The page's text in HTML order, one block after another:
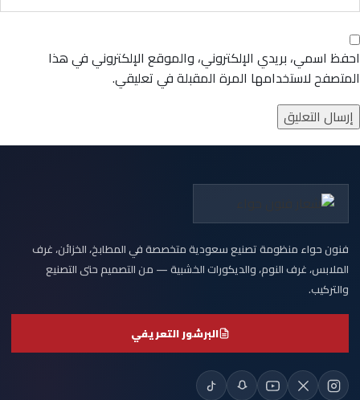
احفظ اسمي، بريدي الإلكتروني، والموقع الإلكتروني في هذا
المتصفح لاستخدامها المرة المقبلة في تعليقي.
فنون حواء منظومة تصنيع سعودية متخصصة في المطابخ، الخزائن، غرف
الملابس، غرف النوم، والديكورات الخشبية — من التصميم حتى التصنيع
والتركيب.
البرشور التعريفي